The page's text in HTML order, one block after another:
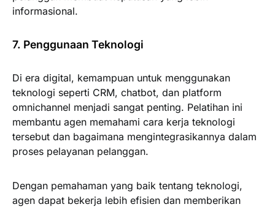
informasional.
7. Penggunaan Teknologi
Di era digital, kemampuan untuk menggunakan
teknologi seperti CRM, chatbot, dan platform
omnichannel menjadi sangat penting. Pelatihan ini
membantu agen memahami cara kerja teknologi
tersebut dan bagaimana mengintegrasikannya dalam
proses pelayanan pelanggan.
Dengan pemahaman yang baik tentang teknologi,
agen dapat bekerja lebih efisien dan memberikan